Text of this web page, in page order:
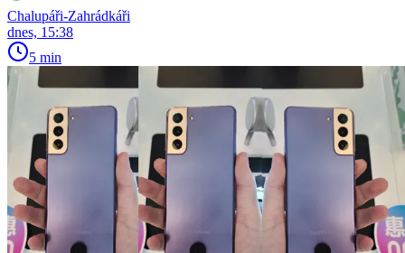
Chalupáři-Zahrádkáři
dnes, 15:38
5 min